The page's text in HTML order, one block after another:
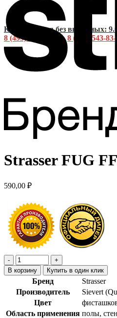
Консультация без выходных:
8 (495) 642-22-01 •8 (925) 543-83-
Strasser FUG
590,00 ₽
В корзину Купить в один клик
Бренд
Strasser
Производитель
Sievert
Цвет
Область применения полы,